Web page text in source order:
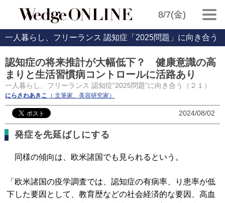
8/7(金)
一人暮らし、フリーランス 認知症「2025問題」に向き合う
認知症の将来推計が大幅低下？ 健康意識の高
まりと生活習慣病コントロールに活路あり
一人暮らし、フリーランス 認知症“2025問題”に向き合う（２１）
にらさわあきこ （ 文筆家、美容研究家）
2024/08/02
発症を先延ばしにする
同様の傾向は、欧米諸国でも見られるという。
「欧米諸国の疫学調査では、認知症の有病率、り患率が低
下した要因として、教育歴などの社会経済的な要因、高血